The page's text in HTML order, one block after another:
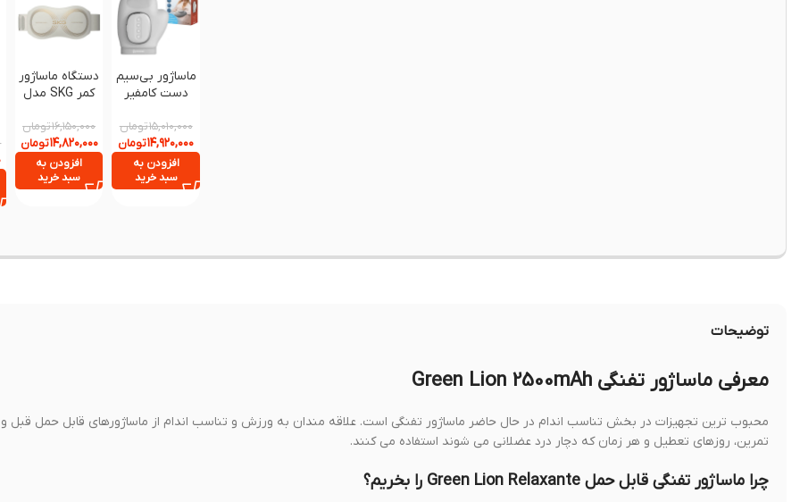
ماساژور بی‌سیم
دست کامفیر
4403 با گرمایش
و ماساژ فشاری
۱۵,۰۱۰,۰۰۰تومان
۱۴,۹۲۰,۰۰۰تومان
افزودن به
سبد خرید
دستگاه ماساژور
کمر SKG مدل
۱۶,۱۵۰,۰۰۰تومان
۱۴,۸۲۰,۰۰۰تومان
افزودن به
سبد خرید
توضیحات
معرفی ماساژور تفنگی Green Lion 2500mAh
محبوب ترین تجهیزات در بخش تناسب اندام در حال حاضر ماساژور تفنگی است. علاقه مندان به ورزش و تناسب اندام از ماساژورهای قابل حمل قبل و
تمرین، روزهای تعطیل و هر زمان که دچار درد عضلانی می شوند استفاده می کنند.
چرا ماساژور تفنگی قابل حمل Green Lion Relaxante را بخریم؟